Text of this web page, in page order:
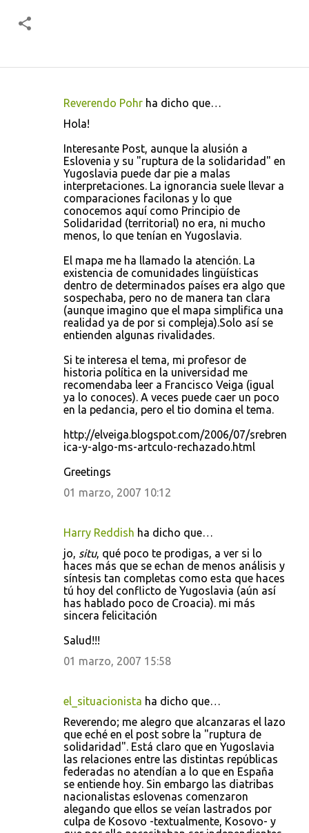
Reverendo Pohr ha dicho que…
Hola!
Interesante Post, aunque la alusión a
Eslovenia y su "ruptura de la solidaridad" en
Yugoslavia puede dar pie a malas
interpretaciones. La ignorancia suele llevar a
comparaciones facilonas y lo que
conocemos aquí como Principio de
Solidaridad (territorial) no era, ni mucho
menos, lo que tenían en Yugoslavia.
El mapa me ha llamado la atención. La
existencia de comunidades lingüísticas
dentro de determinados países era algo que
sospechaba, pero no de manera tan clara
(aunque imagino que el mapa simplifica una
realidad ya de por si compleja).Solo así se
entienden algunas rivalidades.
Si te interesa el tema, mi profesor de
historia política en la universidad me
recomendaba leer a Francisco Veiga (igual
ya lo conoces). A veces puede caer un poco
en la pedancia, pero el tio domina el tema.
http://elveiga.blogspot.com/2006/07/srebren
ica-y-algo-ms-artculo-rechazado.html
Greetings
01 marzo, 2007 10:12
Harry Reddish ha dicho que…
jo, situ, qué poco te prodigas, a ver si lo
haces más que se echan de menos análisis y
síntesis tan completas como esta que haces
tú hoy del conflicto de Yugoslavia (aún así
has hablado poco de Croacia). mi más
sincera felicitación
Salud!!!
01 marzo, 2007 15:58
el_situacionista ha dicho que…
Reverendo; me alegro que alcanzaras el lazo
que eché en el post sobre la "ruptura de
solidaridad". Está claro que en Yugoslavia
las relaciones entre las distintas repúblicas
federadas no atendían a lo que en España
se entiende hoy. Sin embargo las diatribas
nacionalistas eslovenas comenzaron
alegando que ellos se veían lastrados por
culpa de Kosovo -textualmente, Kosovo- y